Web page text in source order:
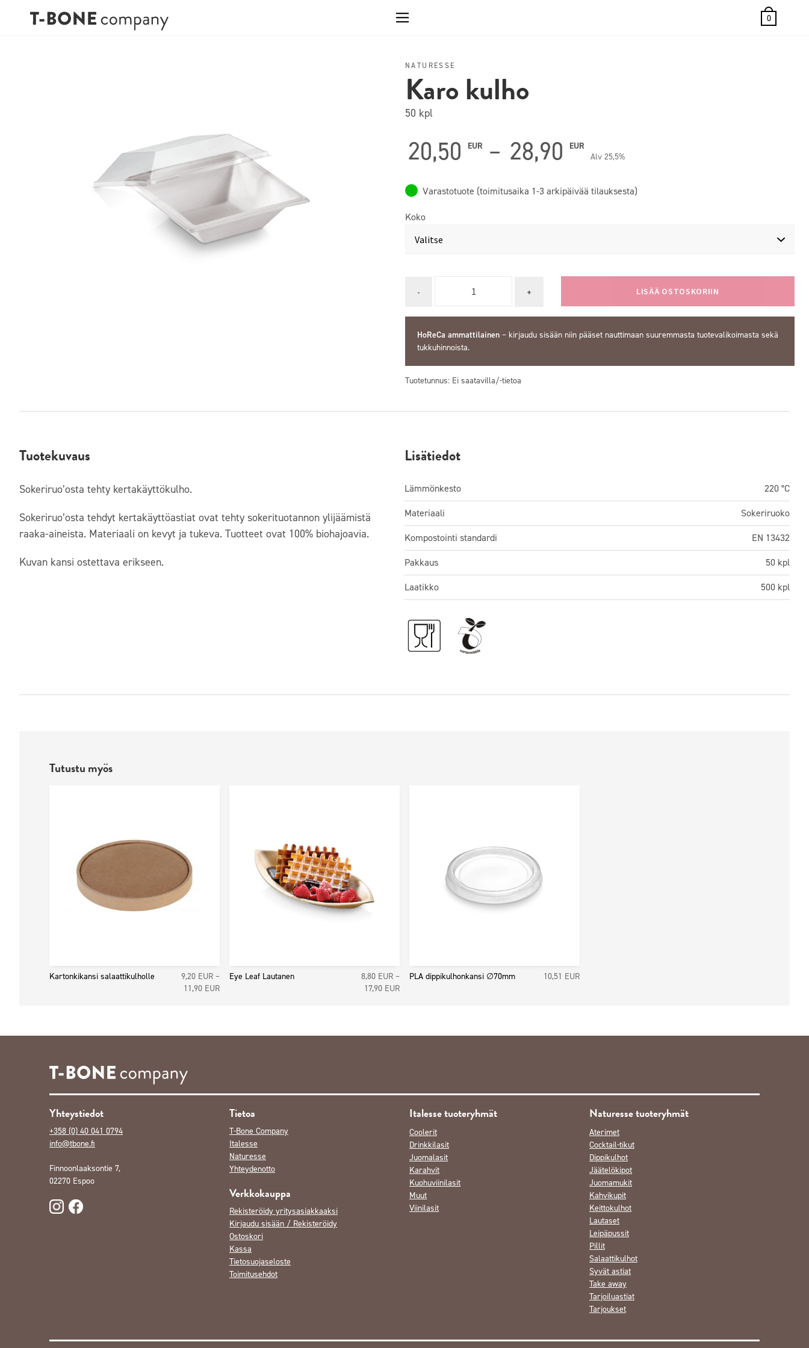
0
NATURESSE
Karo kulho
50 kpl
20,50 EUR – 28,90 EURHintaluokka:
20,50 EUR16,33 EUR
Alv 25,5%
Varastotuote (toimitusaika 1-3 arkipäivää tilauksesta)
Koko
LISÄÄ OSTOSKORIIN
HoReCa ammattilainen – kirjaudu sisään niin pääset nauttimaan suuremmasta tuotevalikoimasta sekä
tukkuhinnoista.
Tuotetunnus: Ei saatavilla/-tietoa
Tuotekuvaus
Sokeriruo’osta tehty kertakäyttökulho.
Sokeriruo’osta tehdyt kertakäyttöastiat ovat tehty sokerituotannon ylijäämistä
raaka-aineista. Materiaali on kevyt ja tukeva. Tuotteet ovat 100% biohajoavia.
Kuvan kansi ostettava erikseen.
Lisätiedot
Lämmönkesto
220 °C
Materiaali
Sokeriruoko
Kompostointi standardi
EN 13432
Pakkaus
50 kpl
Laatikko
500 kpl
Tutustu myös
Kartonkikansi salaattikulholle 9,20 EUR –
11,90 EURHintaluokka:
Eye Leaf Lautanen 8,80 EUR –
17,90 EURHintaluokka:
PLA dippikulhonkansi ∅70mm 10,51 EUR
Yhteystiedot
+358 (0) 40 041 0794
info@tbone.fi
Finnoonlaaksontie 7,
02270 Espoo
Tietoa
T-Bone Company
Italesse
Naturesse
Yhteydenotto
Verkkokauppa
Rekisteröidy yritysasiakkaaksi
Kirjaudu sisään / Rekisteröidy
Ostoskori
Kassa
Tietosuojaseloste
Toimitusehdot
Italesse tuoteryhmät
Coolerit
Drinkkilasit
Juomalasit
Karahvit
Kuohuviinilasit
Muut
Viinilasit
Naturesse tuoteryhmät
Aterimet
Cocktail-tikut
Dippikulhot
Jäätelökipot
Juomamukit
Kahvikupit
Keittokulhot
Lautaset
Leipäpussit
Pillit
Salaattikulhot
Syvät astiat
Take away
Tarjoiluastiat
Tarjoukset